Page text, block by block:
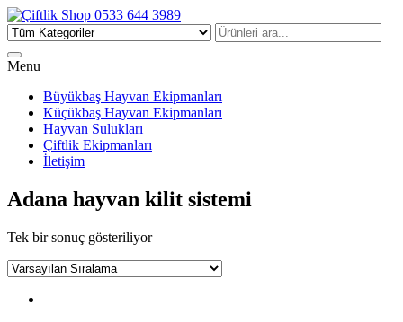
Çiftlik Shop 0533 644 3989
Menu
Büyükbaş Hayvan Ekipmanları
Küçükbaş Hayvan Ekipmanları
Hayvan Sulukları
Çiftlik Ekipmanları
İletişim
Adana hayvan kilit sistemi
Tek bir sonuç gösteriliyor